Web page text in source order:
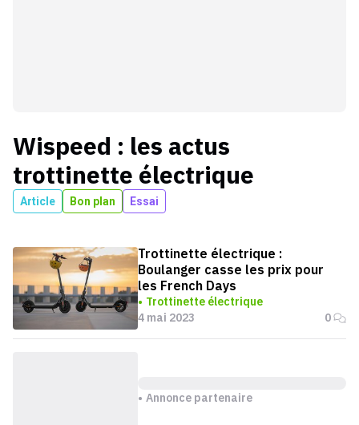
Wispeed : les actus
trottinette électrique
Article Bon plan Essai
Trottinette électrique :
Boulanger casse les prix pour
les French Days
Trottinette électrique
4 mai 2023
0
Annonce partenaire